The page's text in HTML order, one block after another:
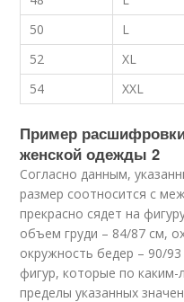
50
L
52
XL
54
XXL
Пример
женской одежды 2
Согласно данным,
размер соотносится с
прекрасно сядет на
объем груди – 84/87 см,
окружность бедер – 90/
фигур, которые по
пределы указанных